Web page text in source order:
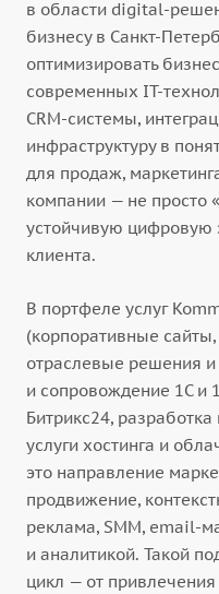
в области digital-
бизнесу в Санкт-
оптимизировать
современных IT-
CRM-системы,
инфраструктуру в
для продаж,
компании — не просто
устойчивую цифровую
клиента.
В портфеле услуг
(корпоративные
отраслевые решения
и сопровождение 1С и
Битрикс24,
услуги хостинга и
это направление
продвижение,
реклама, SMM, email-
и аналитикой. Такой
цикл — от привлечения